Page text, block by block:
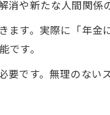
や新たな人間関係
す。実際に「年金
す。
です。無理のな